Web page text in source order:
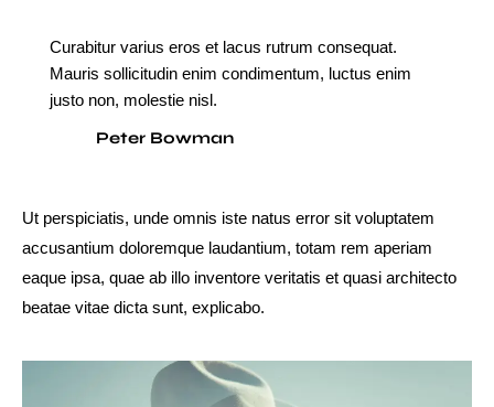
Curabitur varius eros et lacus rutrum consequat.
Mauris sollicitudin enim condimentum, luctus enim
justo non, molestie nisl.
Peter Bowman
Ut perspiciatis, unde omnis iste natus error sit voluptatem
accusantium doloremque laudantium, totam rem aperiam
eaque ipsa, quae ab illo inventore veritatis et quasi architecto
beatae vitae dicta sunt, explicabo.